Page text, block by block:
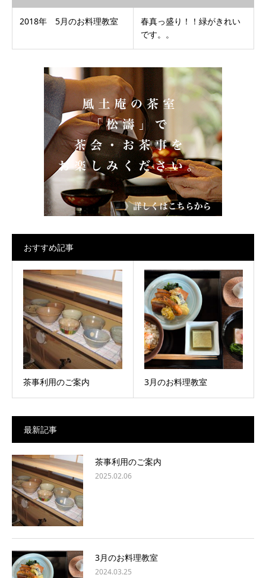
2018年 5月のお料理教室
春真っ盛り！！緑がきれい
です。。
おすすめ記事
茶事利用のご案内 3月のお料理教室
最新記事
茶事利用のご案内
2025.02.06
3月のお料理教室
2024.03.25